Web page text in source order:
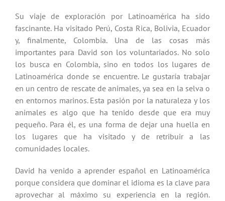
Su viaje de exploración por Latinoamérica ha sido
fascinante. Ha visitado Perú, Costa Rica, Bolivia, Ecuador
y, finalmente, Colombia. Una de las cosas más
importantes para David son los voluntariados. No solo
los busca en Colombia, sino en todos los lugares de
Latinoamérica donde se encuentre. Le gustaría trabajar
en un centro de rescate de animales, ya sea en la selva o
en entornos marinos. Esta pasión por la naturaleza y los
animales es algo que ha tenido desde que era muy
pequeño. Para él, es una forma de dejar una huella en
los lugares que ha visitado y de retribuir a las
comunidades locales.
David ha venido a aprender español en Latinoamérica
porque considera que dominar el idioma es la clave para
aprovechar al máximo su experiencia en la región.